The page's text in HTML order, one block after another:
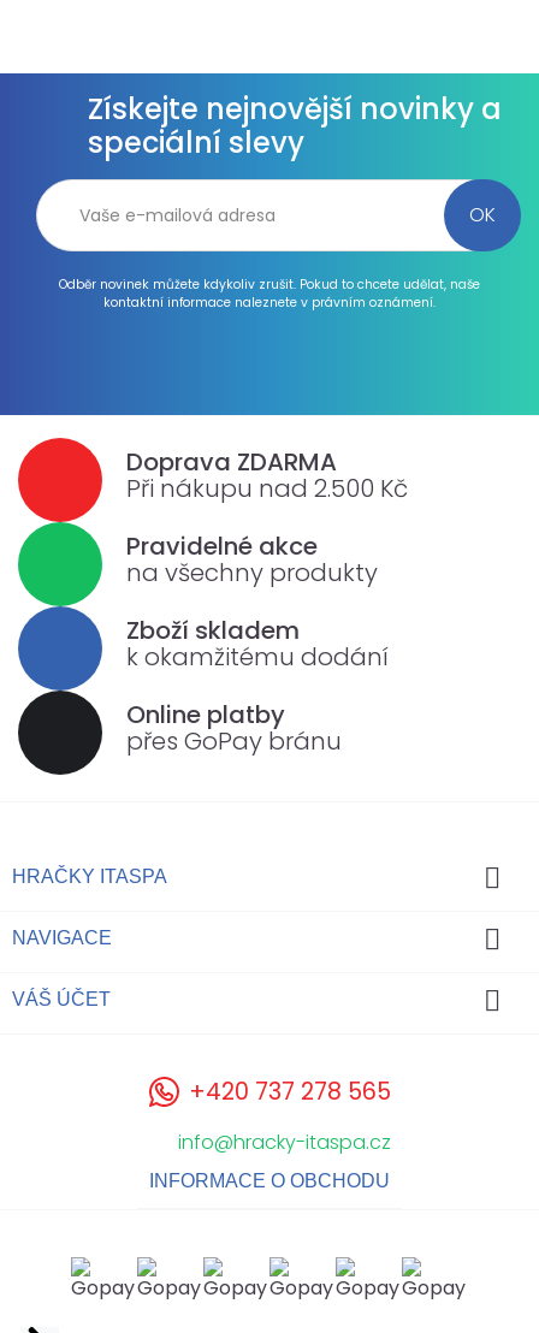
Získejte nejnovější novinky a
speciální slevy
Odběr novinek můžete kdykoliv zrušit. Pokud to chcete udělat, naše
kontaktní informace naleznete v právním oznámení.
Doprava ZDARMA
Při nákupu nad 2.500 Kč
Pravidelné akce
na všechny produkty
Zboží skladem
k okamžitému dodání
Online platby
přes GoPay bránu
HRAČKY ITASPA 
NAVIGACE 
VÁŠ ÚČET 
+420 737 278 565
info@hracky-itaspa.cz
INFORMACE O OBCHODU